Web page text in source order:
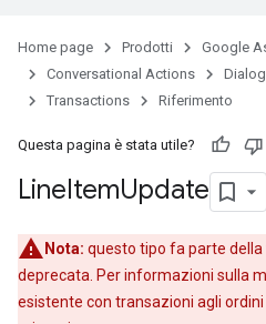
Home page Prodotti Google
Conversational Actions
Transactions
Riferimento
Questa pagina è stata utile?
LineItemUpdate
Nota: questo tipo fa parte della
deprecata. Per informazioni sulla
esistente con transazioni agli ordini